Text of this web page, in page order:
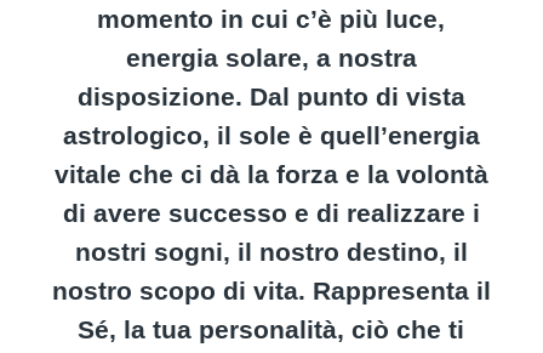
momento in cui c’è più luce,
energia solare, a nostra
disposizione. Dal punto di vista
astrologico, il sole è quell’energia
vitale che ci dà la forza e la volontà
di avere successo e di realizzare i
nostri sogni, il nostro destino, il
nostro scopo di vita. Rappresenta il
Sé, la tua personalità, ciò che ti